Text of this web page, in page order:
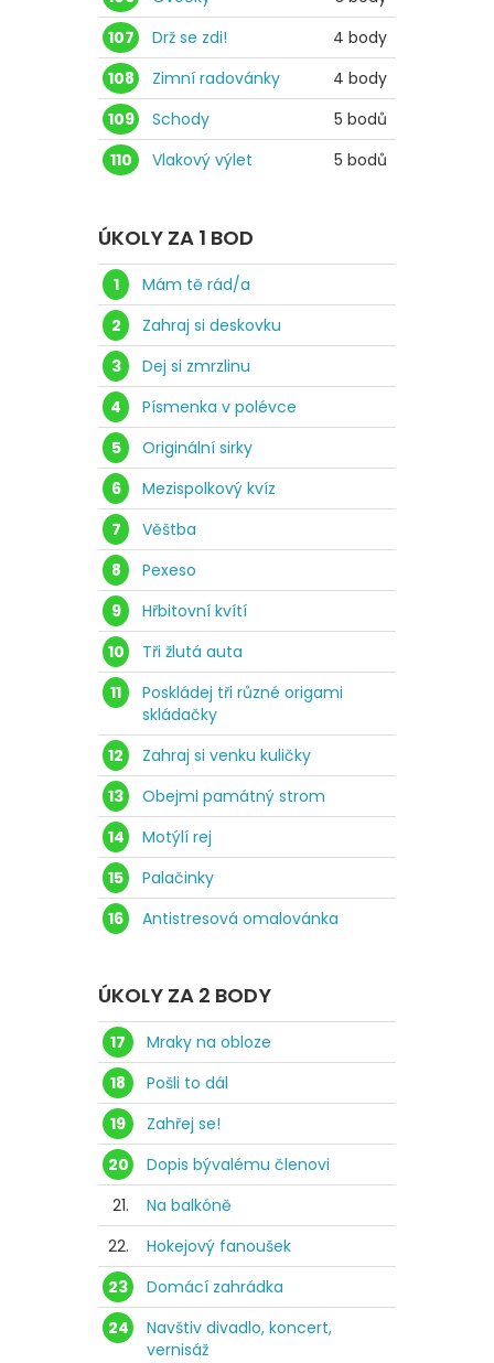
107
Drž se zdi!
4 body
108
Zimní radovánky
4 body
109
Schody
5 bodů
110
Vlakový výlet 5 bodů
ÚKOLY ZA 1 BOD
1
Mám tě rád/a
2
Zahraj si deskovku
3
Dej si zmrzlinu
4
Písmenka v polévce
5
Originální sirky
6
Mezispolkový kvíz
7
Věštba
8
Pexeso
9
Hřbitovní kvítí
10
Tři žlutá auta
11
Poskládej tři různé origami
skládačky
12
Zahraj si venku kuličky
13
Obejmi památný strom
14
Motýlí rej
15
Palačinky
16
Antistresová omalovánka
ÚKOLY ZA 2 BODY
17
Mraky na obloze
18
Pošli to dál
19
Zahřej se!
20
Dopis bývalému členovi
21.
Na balkóně
22.
Hokejový fanoušek
23
Domácí zahrádka
24
Navštiv divadlo, koncert,
vernisáž